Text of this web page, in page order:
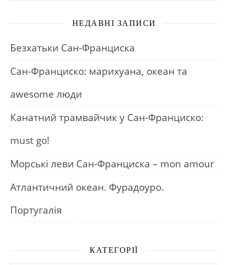
НЕДАВНІ ЗАПИСИ
Безхатьки Сан-Франциска
Сан-Франциско: марихуана, океан та
awesome люди
Канатний трамвайчик у Сан-Франциско:
must go!
Морські леви Сан-Франциска – mon amour
Атлантичний океан. Фурадоуро.
Португалія
КАТЕГОРІЇ